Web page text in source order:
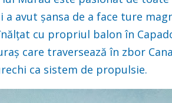
avut șansa de a face ture
cu propriul balon în
care traversează în zbor
ca sistem de propulsie.